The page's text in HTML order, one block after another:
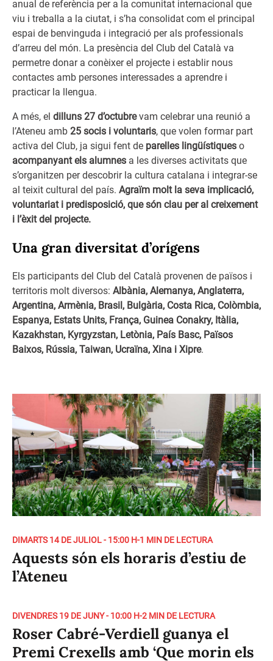
anual de referència per a la comunitat internacional que
viu i treballa a la ciutat, i s’ha consolidat com el principal
espai de benvinguda i integració per als professionals
d’arreu del món. La presència del Club del Català va
permetre donar a conèixer el projecte i establir nous
contactes amb persones interessades a aprendre i
practicar la llengua.
A més, el dilluns 27 d’octubrevam celebrar una reunió a
l’Ateneu amb 25 socis i voluntaris, que volen formar part
activa del Club, ja sigui fent de parelles lingüístiques o
acompanyant els alumnes a les diverses activitats que
s’organitzen per descobrir la cultura catalana i integrar-se
al teixit cultural del país. Agraïm molt la seva implicació,
voluntariat i predisposició, que són clau per al creixement
i l’èxit del projecte.
Una gran diversitat d’orígens
Els participants del Club del Català provenen de països i
territoris molt diversos: Albània, Alemanya, Anglaterra,
Argentina, Armènia, Brasil, Bulgària, Costa Rica, Colòmbia,
Espanya, Estats Units, França, Guinea Conakry, Itàlia,
Kazakhstan, Kyrgyzstan, Letònia, País Basc, Països
Baixos, Rússia, Taiwan, Ucraïna, Xina i Xipre.
DIMARTS 14 DE JULIOL - 15:00 H-1 MIN DE LECTURA
Aquests són els horaris d’estiu de
l’Ateneu
DIVENDRES 19 DE JUNY - 10:00 H-2 MIN DE LECTURA
Roser Cabré-Verdiell guanya el
Premi Crexells amb ‘Que morin els